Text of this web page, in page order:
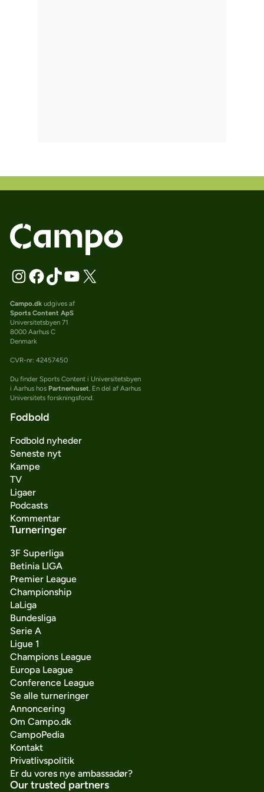
Campo.dkudgives af
Sports Content ApS
Universitetsbyen 71
8000 Aarhus C
Denmark
CVR-nr: 42457450
Du finder Sports Content i Universitetsbyen
i Aarhus hos Partnerhuset. En del af Aarhus
Universitets forskningsfond.
Fodbold
Fodbold nyheder
Seneste nyt
Kampe
TV
Ligaer
Podcasts
Kommentar
Turneringer
3F Superliga
Betinia LIGA
Premier League
Championship
LaLiga
Bundesliga
Serie A
Ligue 1
Champions League
Europa League
Conference League
Se alle turneringer
Annoncering
Om Campo.dk
CampoPedia
Kontakt
Privatlivspolitik
Er du vores nye ambassadør?
Our trusted partners